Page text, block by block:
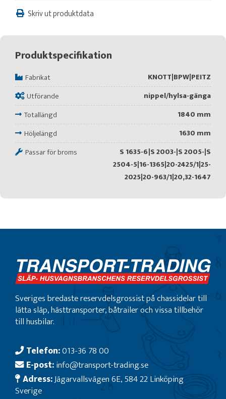
Skriv ut produktdata
Produktspecifikation
Fabrikat
KNOTT|BPW|PEITZ
Utförande
nippel/hylsa-gänga
Totallängd
1840 mm
Höljelängd
1630 mm
Passar för broms
S 1635-6|S 2003-|S 2005-|S
2504-5|16-1365|20-2425/1|25-
2025|20-963/1|20,32-1647
Sveriges bredaste reservdelsgrossist på chassidelar till
lätta släp, hästtransporter, båtrailer och vissa tillbehör
till husbilar.
Telefon:013-36 78 00
E-post:info@transport-trading.se
Adress:Jägarvallsvägen 6E, 584 22 Linköping
Sverige